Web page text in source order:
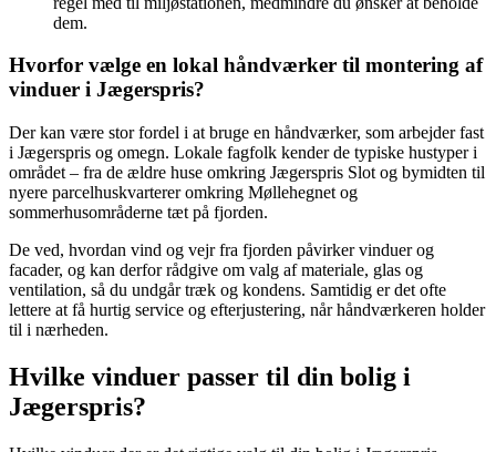
dem.
Hvorfor vælge en lokal håndværker til montering af
vinduer i Jægerspris?
Der kan være stor fordel i at bruge en håndværker, som arbejder fast
i Jægerspris og omegn. Lokale fagfolk kender de typiske hustyper i
området – fra de ældre huse omkring Jægerspris Slot og bymidten til
nyere parcelhuskvarterer omkring Møllehegnet og
sommerhusområderne tæt på fjorden.
De ved, hvordan vind og vejr fra fjorden påvirker vinduer og
facader, og kan derfor rådgive om valg af materiale, glas og
ventilation, så du undgår træk og kondens. Samtidig er det ofte
lettere at få hurtig service og efterjustering, når håndværkeren holder
til i nærheden.
Hvilke vinduer passer til din bolig i
Jægerspris?